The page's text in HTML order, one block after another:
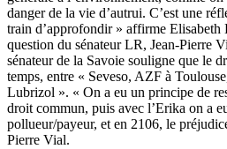
danger de la vie d’autrui. C’est une
train d’approfondir » affirme Elisabeth
question du sénateur LR, Jean-Pierre
sénateur de la Savoie souligne que le
temps, entre « Seveso, AZF à
Lubrizol ». « On a eu un principe de
droit commun, puis avec l’Erika on a
pollueur/payeur, et en 2106, le
Pierre Vial.